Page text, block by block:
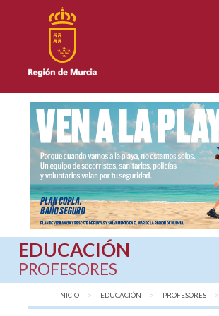
EDUCACIÓN
PROFESORES
INICIO EDUCACIÓN PROFESORES